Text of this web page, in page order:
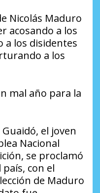
Nicolás Maduro
acosando a los
a los disidentes
a los
mal año para la
el joven
Nacional
se proclamó
con el
de Maduro